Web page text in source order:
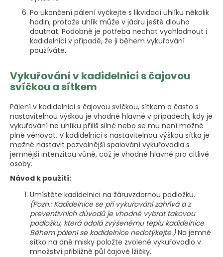
Po ukončení pálení vyčkejte s likvidací uhlíku několik
hodin, protože uhlík může v jádru ještě dlouho
doutnat. Podobně je potřeba nechat vychladnout i
kadidelnici v případě, že ji během vykuřování
používáte.
Vykuřování v kadidelnici s čajovou
svíčkou a sítkem
Pálení v kadidelnici s čajovou svíčkou, sítkem a často s
nastavitelnou výškou je vhodné hlavně v případech, kdy je
vykuřování na uhlíku příliš silné nebo se mu není možné
plně věnovat. V kadidelnici s nastavitelnou výškou sítka je
možné nastavit pozvolnější spalování vykuřovadla s
jemnější intenzitou vůně, což je vhodné hlavně pro citlivé
osoby.
Návod k použití:
Umístěte kadidelnici na žáruvzdornou podložku.
(Pozn.: Kadidelnice se při vykuřování zahřívá a z
preventivních důvodů je vhodné vybrat takovou
podložku, která odolá zvýšenému teplu kadidelnice.
Během pálení se kadidelnice nedotýkejte.)Na jemné
sítko na dně misky položte zvolené vykuřovadlo v
množství přibližně půl čajové lžičky.